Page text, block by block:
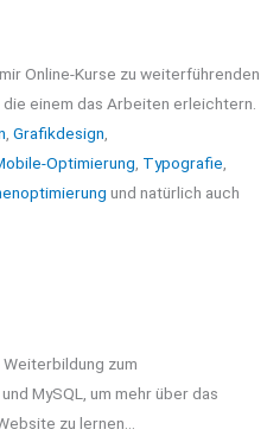
Online-Kurse zu weiterführenden
die einem das Arbeiten erleichtern.
,Grafikdesign
Optimierung Typografie
und natürlich auch
zum
MySQL, um mehr über das
zu lernen…